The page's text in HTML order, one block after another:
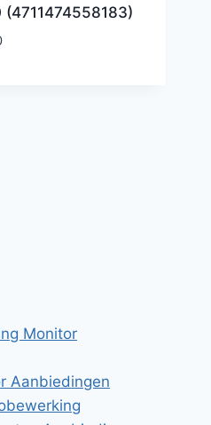
(4711474558183)
Monitor
Aanbiedingen